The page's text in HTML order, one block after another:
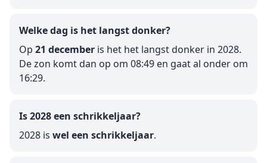
Welke dag is het langst donker?
Op 21 december is het het langst donker in 2028.
De zon komt dan op om 08:49 en gaat al onder om
16:29.
Is 2028 een schrikkeljaar?
2028 is wel een schrikkeljaar.